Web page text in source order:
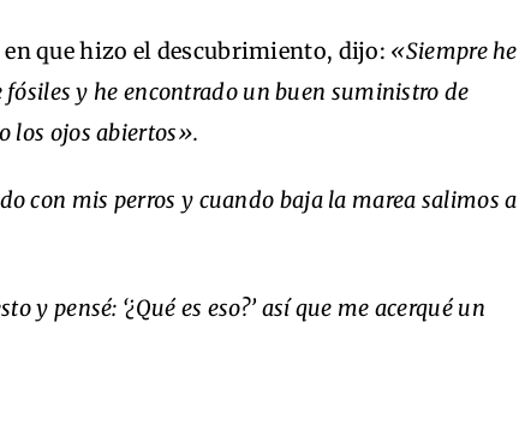
que hizo el descubrimiento, dijo: «Siempre he
y he encontrado un buen suministro de
los ojos abiertos».
con mis perros y cuando baja la marea salimos a
y pensé: ‘¿Qué es eso?’ así que me acerqué un